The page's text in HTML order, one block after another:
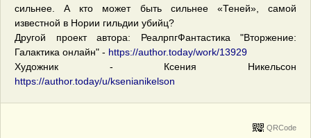
сильнее. А кто может быть сильнее «Теней», самой
известной в Нории гильдии убийц?
Другой проект автора: РеалрпгФантастика "Вторжение:
Галактика онлайн" - https://author.today/work/13929
Художник - Ксения Никельсон
https://author.today/u/ksenianikelson
QRCode